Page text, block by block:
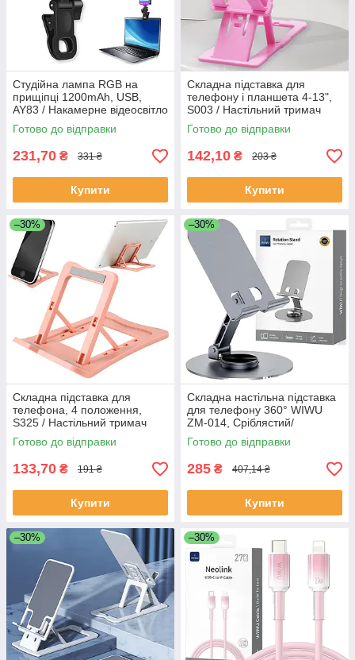
Студійна лампа RGB на
прищіпці 1200mAh, USB,
AY83 / Накамерне відеосвітло
LED / Студійне світло для
телефону
Готово до відправки
231,70 ₴ 331 ₴
Купити
Складна підставка для
телефону і планшета 4-13",
S003 / Настільний тримач
телефону / Підставка під
телефон
Готово до відправки
142,10 ₴ 203 ₴
Купити
–30%
Складна підставка для
телефона, 4 положення,
S325 / Настільний тримач
для телефона / Підставка під
телефон
Готово до відправки
133,70 ₴ 191 ₴
Купити
–30%
Складна настільна підставка
для телефону 360° WIWU
ZM-014, Сріблястий/
Алюмінієвий тримач для
смартфона на стіл
Готово до відправки
285 ₴ 407,14 ₴
Купити
–30% –30%